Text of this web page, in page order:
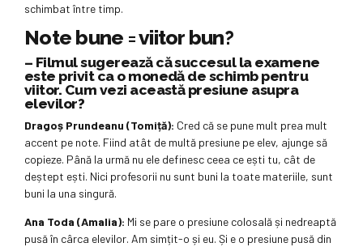
schimbat între timp.
Note bune = viitor bun?
– Filmul sugerează că succesul la examene
este privit ca o monedă de schimb pentru
viitor. Cum vezi această presiune asupra
elevilor?
Dragoș Prundeanu (Tomiță): Cred că se pune mult prea mult
accent pe note. Fiind atât de multă presiune pe elev, ajunge să
copieze. Până la urmă nu ele definesc ceea ce ești tu, cât de
deștept ești. Nici profesorii nu sunt buni la toate materiile, sunt
buni la una singură.
Ana Toda (Amalia): Mi se pare o presiune colosală și nedreaptă
pusă în cârca elevilor. Am simțit-o și eu. Și e o presiune pusă din